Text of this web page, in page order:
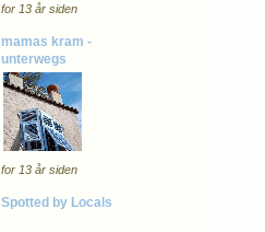
for 13 år siden
mamas kram -
unterwegs
for 13 år siden
Spotted by Locals